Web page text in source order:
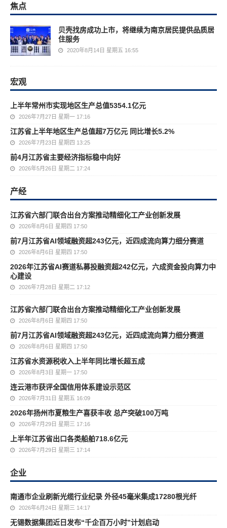
焦点
贝壳找房成功上市，将继续为南京居民提供品质居
住服务
2020年8月14日 星期五 16:55
宏观
上半年常州市实现地区生产总值5354.1亿元
2026年7月27日 星期一 17:16
江苏省上半年地区生产总值超7万亿元 同比增长5.2%
2026年7月23日 星期四 13:25
前4月江苏省主要经济指标稳中向好
2026年5月26日 星期二 17:24
产经
江苏省六部门联合出台方案推动精细化工产业创新发展
2026年8月6日 星期四 17:50
前7月江苏省AI领域融资超243亿元，近四成流向算力细分赛道
2026年8月6日 星期四 17:50
2026年江苏省AI赛道私募投融资超242亿元，六成资金投向算力中
心建设
2026年7月28日 星期二 17:12
江苏省六部门联合出台方案推动精细化工产业创新发展
2026年8月6日 星期四 17:50
前7月江苏省AI领域融资超243亿元，近四成流向算力细分赛道
2026年8月6日 星期四 17:50
江苏省水资源税收入上半年同比增长超五成
2026年8月3日 星期一 17:50
连云港市获评全国信用体系建设示范区
2026年7月31日 星期五 16:09
2026年扬州市夏粮生产喜获丰收 总产突破100万吨
2026年7月29日 星期三 17:16
上半年江苏省出口各类船舶718.6亿元
2026年7月29日 星期三 17:14
企业
南通市企业刷新光缆行业纪录 外径45毫米集成17280根光纤
2026年6月24日 星期三 14:17
无锡数据集团近日发布“千企百万小时”计划启动